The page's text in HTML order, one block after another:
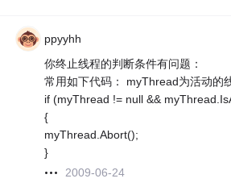
ppyyhh
你终止线程的判断条件有问题：
常用如下代码： myThread为活动的
if (myThread != null &&
{
myThread.Abort();
}
2009-06-24